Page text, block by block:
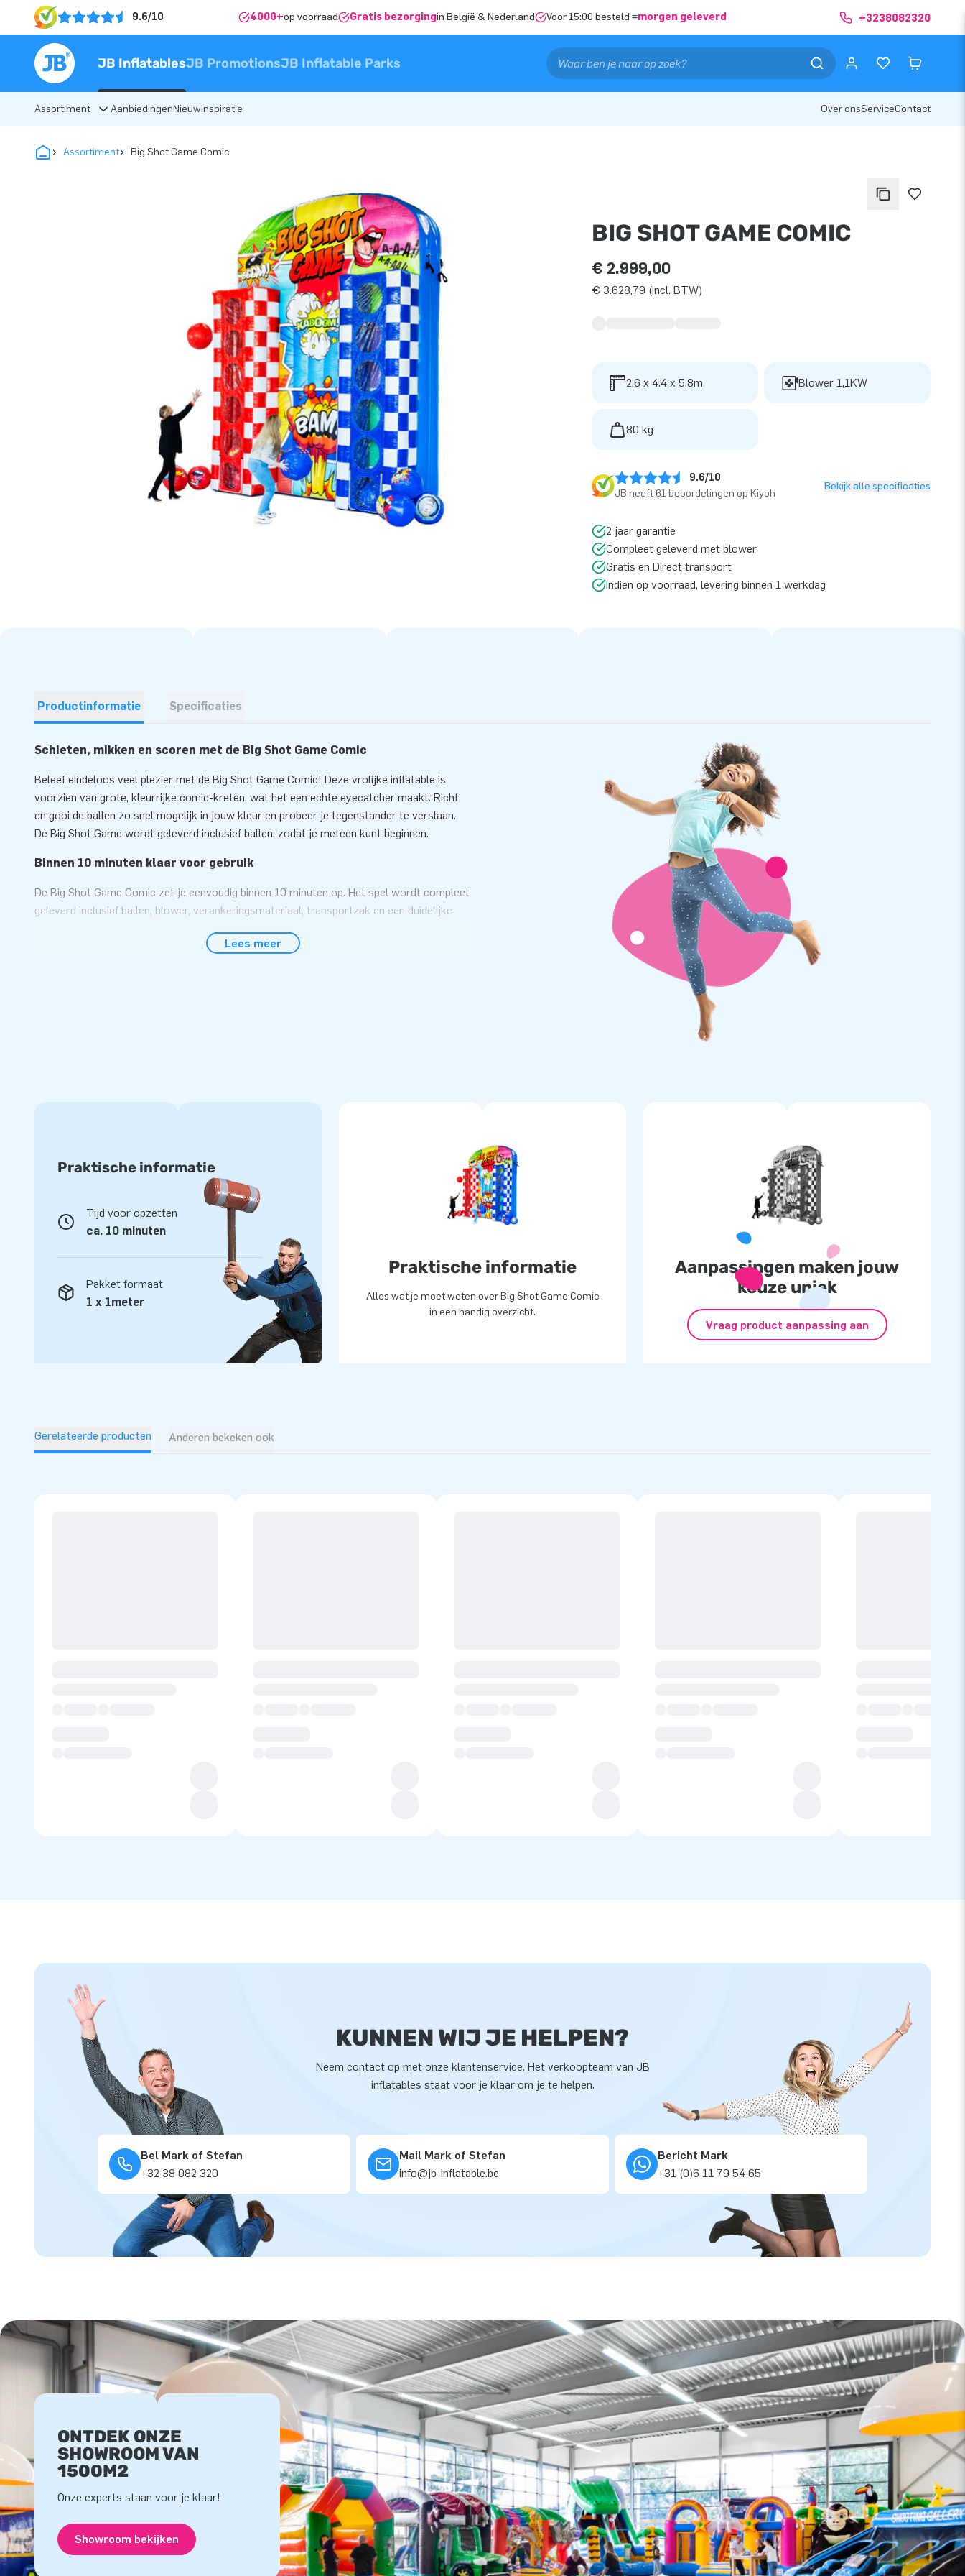
9.6/10 4000+op voorraad Gratis bezorgingin België & Nederland Voor 15:00 besteld =morgen geleverd +3238082320
JB InflatablesJB PromotionsJB Inflatable Parks
Assortiment AanbiedingenNieuwInspiratie Over onsServiceContact
Assortiment Big Shot Game Comic
BIG SHOT GAME COMIC
€ 2.999,00
€ 3.628,79 (incl. BTW)
2.6 x 4.4 x 5.8m Blower 1,1KW
80 kg
9.6/10
JB heeft 61 beoordelingen op Kiyoh
Bekijk alle specificaties
2 jaar garantie
Compleet geleverd met blower
Gratis en Direct transport
Indien op voorraad, levering binnen 1 werkdag
Productinformatie Specificaties
Schieten, mikken en scoren met de Big Shot Game Comic
Beleef eindeloos veel plezier met de Big Shot Game Comic! Deze vrolijke inflatable is
voorzien van grote, kleurrijke comic-kreten, wat het een echte eyecatcher maakt. Richt
en gooi de ballen zo snel mogelijk in jouw kleur en probeer je tegenstander te verslaan.
De Big Shot Game wordt geleverd inclusief ballen, zodat je meteen kunt beginnen.
Binnen 10 minuten klaar voor gebruik
De Big Shot Game Comic zet je eenvoudig binnen 10 minuten op. Het spel wordt compleet
geleverd inclusief ballen, blower, verankeringsmateriaal, transportzak en een duidelijke
vrijwel overal inzetbaar. Kortom: alles is aanwezig om direct te kunnen spelen!
Lees meer
Praktische informatie
Tijd voor opzetten
ca. 10 minuten
Pakket formaat
1 x 1meter
Praktische informatie
Alles wat je moet weten over Big Shot Game Comic
in een handig overzicht.
Aanpassingen maken jouw
keuze uniek
Vraag product aanpassing aan
Gerelateerde producten Anderen bekeken ook
KUNNEN WIJ JE HELPEN?
Neem contact op met onze klantenservice. Het verkoopteam van JB
inflatables staat voor je klaar om je te helpen.
Bel Mark of Stefan
+32 38 082 320
Mail Mark of Stefan
info@jb-inflatable.be
Bericht Mark
+31 (0)6 11 79 54 65
ONTDEK ONZE
SHOWROOM VAN
1500M2
Onze experts staan voor je klaar!
Showroom bekijken